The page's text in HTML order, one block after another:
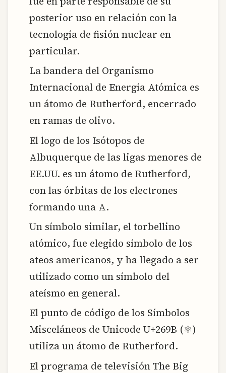
posterior uso en relación con la
tecnología de fisión nuclear en
particular.
La bandera del Organismo
Internacional de Energía Atómica es
un átomo de Rutherford, encerrado
en ramas de olivo.
El logo de los Isótopos de
Albuquerque de las ligas menores de
EE.UU. es un átomo de Rutherford,
con las órbitas de los electrones
formando una A.
Un símbolo similar, el torbellino
atómico, fue elegido símbolo de los
ateos americanos, y ha llegado a ser
utilizado como un símbolo del
ateísmo en general.
El punto de código de los Símbolos
Misceláneos de Unicode U+269B (⚛)
utiliza un átomo de Rutherford.
El programa de televisión The Big